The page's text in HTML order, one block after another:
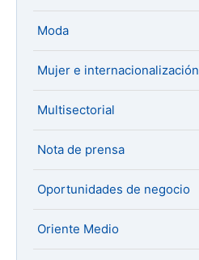
Moda
Mujer e internacionalización
Multisectorial
Nota de prensa
Oportunidades de negocio
Oriente Medio